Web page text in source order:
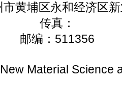
市黄埔区永和经济区
传真：
邮编：511356